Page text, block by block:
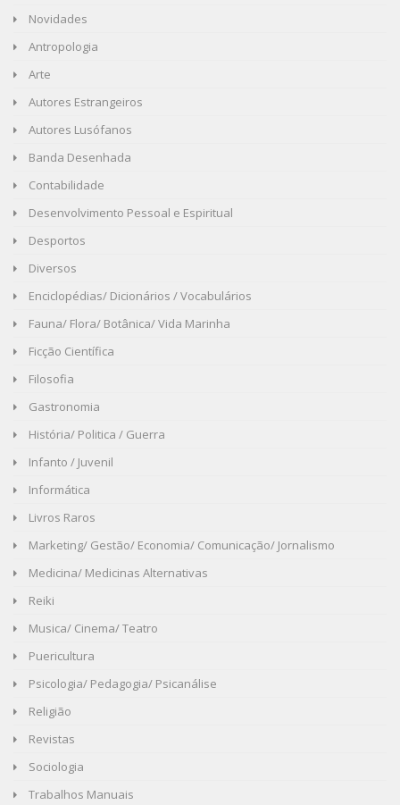
Novidades
Antropologia
Arte
Autores Estrangeiros
Autores Lusófanos
Banda Desenhada
Contabilidade
Desenvolvimento Pessoal e Espiritual
Desportos
Diversos
Enciclopédias/ Dicionários / Vocabulários
Fauna/ Flora/ Botânica/ Vida Marinha
Ficção Científica
Filosofia
Gastronomia
História/ Politica / Guerra
Infanto / Juvenil
Informática
Livros Raros
Marketing/ Gestão/ Economia/ Comunicação/ Jornalismo
Medicina/ Medicinas Alternativas
Reiki
Musica/ Cinema/ Teatro
Puericultura
Psicologia/ Pedagogia/ Psicanálise
Religião
Revistas
Sociologia
Trabalhos Manuais